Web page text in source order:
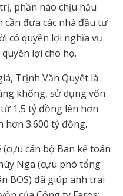
phần nào chịu hậu
đưa các nhà đầu tư
có quyền lợi nghĩa vụ
lợi cho họ.
Trịnh Văn Quyết là
khống, sử dụng vốn
1,5 tỷ đồng lên hơn
hơn 3.600 tỷ đồng.
cán bộ Ban kế toán
Nga (cựu phó tổng
BOS) đã giúp anh trai